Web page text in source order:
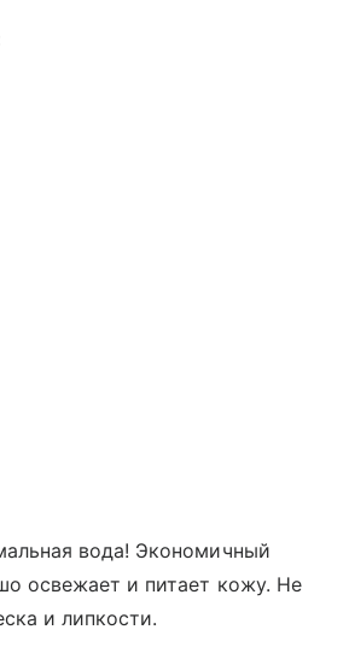
вода! Экономичный
освежает и питает кожу. Не
и липкости.